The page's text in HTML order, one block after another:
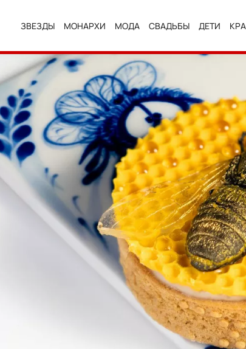
ЗВЕЗДЫ МОНАРХИ МОДА СВАДЬБЫ ДЕТИ